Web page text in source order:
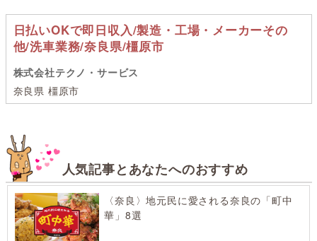
日払いOKで即日収入/製造・工場・メーカーその
他/洗車業務/奈良県/橿原市
株式会社テクノ・サービス
奈良県 橿原市
人気記事とあなたへのおすすめ
〈奈良〉地元民に愛される奈良の「町中
華」8選